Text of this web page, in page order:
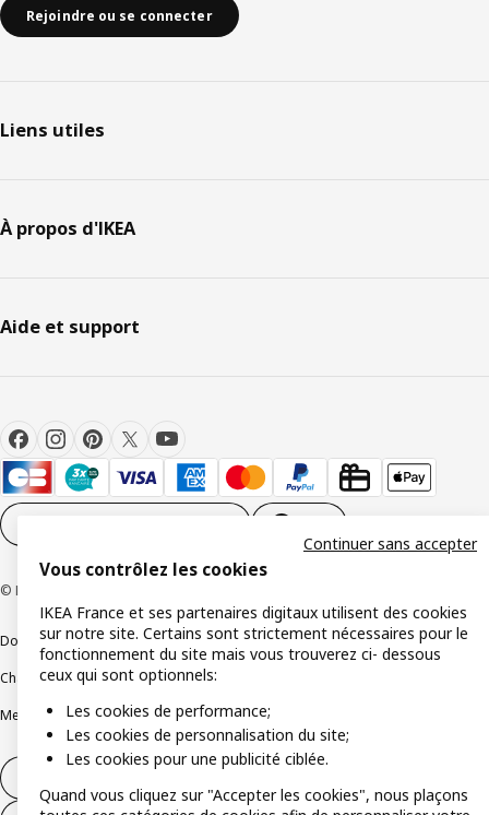
Rejoindre ou se connecter
Liens utiles
À propos d'IKEA
Aide et support
© Inter IKEA Systems B.V 1999-2026
Documents juridiques et informations légales
Charte de protection des données
Mentions légalesAlertes fraudeRappel produit
Vous contrôlez les cookies
IKEA France et ses partenaires digitaux utilisent des cookies
sur notre site. Certains sont strictement nécessaires pour le
fonctionnement du site mais vous trouverez ci- dessous
ceux qui sont optionnels:
Les cookies de performance;
Les cookies de personnalisation du site;
Les cookies pour une publicité ciblée.
Quand vous cliquez sur "Accepter les cookies", nous plaçons
Continuer sans accepter